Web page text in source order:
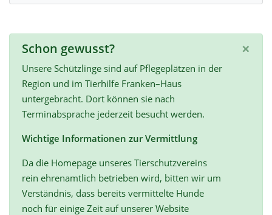
×
Schon gewusst?
Unsere Schützlinge sind auf Pflegeplätzen in der
Region und im Tierhilfe Franken–Haus
untergebracht. Dort können sie nach
Terminabsprache jederzeit besucht werden.
Wichtige Informationen zur Vermittlung
Da die Homepage unseres Tierschutzvereins
rein ehrenamtlich betrieben wird, bitten wir um
Verständnis, dass bereits vermittelte Hunde
noch für einige Zeit auf unserer Website